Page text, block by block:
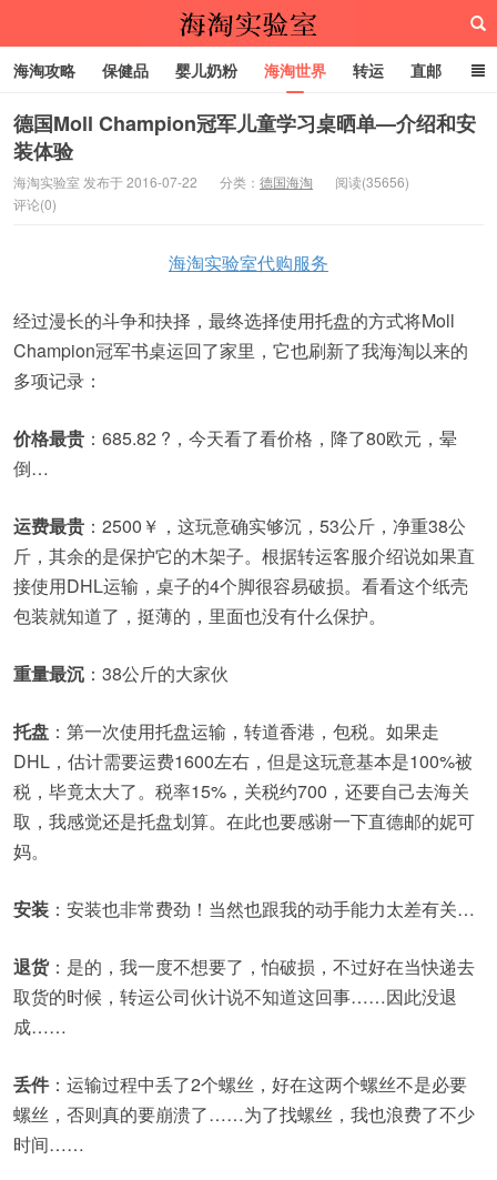
海淘实验室
海淘攻略 保健品 婴儿奶粉 海淘世界 转运 直邮
代购服务
德国Moll Champion冠军儿童学习桌晒单—介绍和安
装体验
海淘实验室 发布于 2016-07-22 分类： 德国海淘
阅读(35656)
评论(0)
海淘实验室代购服务
经过漫长的斗争和抉择，最终选择使用托盘的方式将Moll
Champion冠军书桌运回了家里，它也刷新了我海淘以来的
多项记录：
价格最贵 ：685.82 ?，今天看了看价格，降了80欧元，晕
倒…
运费最贵 ：2500￥，这玩意确实够沉，53公斤，净重38公
斤，其余的是保护它的木架子。根据转运客服介绍说如果直
接使用DHL运输，桌子的4个脚很容易破损。看看这个纸壳
包装就知道了，挺薄的，里面也没有什么保护。
重量最沉 ：38公斤的大家伙
托盘 ：第一次使用托盘运输，转道香港，包税。如果走
DHL，估计需要运费1600左右，但是这玩意基本是100%被
税，毕竟太大了。税率15%，关税约700，还要自己去海关
取，我感觉还是托盘划算。在此也要感谢一下直德邮的妮可
妈。
安装 ：安装也非常费劲！当然也跟我的动手能力太差有关…
退货：是的，我一度不想要了，怕破损，不过好在当快递去
取货的时候，转运公司伙计说不知道这回事……因此没退
成……
丢件：运输过程中丢了2个螺丝，好在这两个螺丝不是必要
螺丝，否则真的要崩溃了……为了找螺丝，我也浪费了不少
时间……